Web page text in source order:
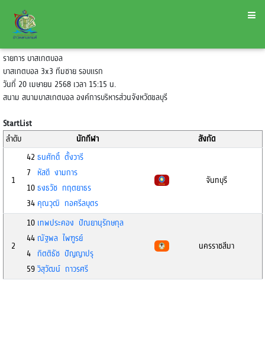
รายการ บาสเกตบอล
บาสเกตบอล 3x3 ทีมชาย รอบแรก
วันที่ 20 เมษายน 2568 เวลา 15:15 น.
สนาม สนามบาสเกตบอล องค์การบริหารส่วนจังหวัดขลบุรี
StartList
ลำดับ
นักกีฬา สังกัด
1
42 ธนศักดิ์ ตั้งวารี
7
หัสดี งามการ
10 ธงธวัช กฤตยาธร
34 คุณวุฒิ กอศรีลบุตร
จันทบุรี
2
10 เทพประคอง ปัณยานุรักษกุล
44 ณัฐพล ไพฑูรย์
4 กิตติธัช ปัญญาปรุ
59 วิสุวัฒน์ ถาวรศรี
นครราชสีมา